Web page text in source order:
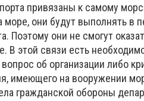
привязаны к самому
они будут выполнять в
Поэтому они не смогут
В этой связи есть
об организации либо
имеющего на вооружении
гражданской обороны